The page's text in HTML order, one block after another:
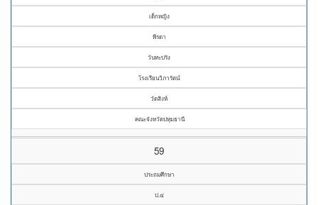
เด็กหญิง
พีรดา
วันทะปรัง
โรงเรียนวิภารัตน์
วัดสิงห์
คณะจังหวัดปทุมธานี
59
ประถมศึกษา
ป.๔